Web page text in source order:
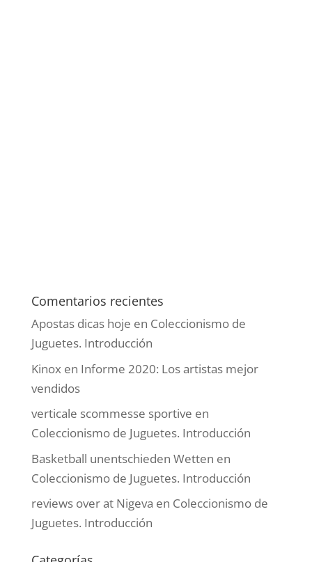
Comentarios recientes
Apostas dicas hoje en Coleccionismo de
Juguetes. Introducción
Kinoxen Informe 2020: Los artistas mejor
vendidos
verticale scommesse sportive en
Coleccionismo de Juguetes. Introducción
Basketball unentschieden Wetten en
Coleccionismo de Juguetes. Introducción
reviews over at Nigeva en Coleccionismo de
Juguetes. Introducción